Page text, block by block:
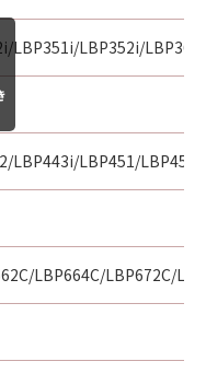
LBP351i/LBP352i/
LBP443i/LBP451/
LBP664C/LBP672C/